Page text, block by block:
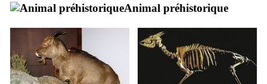
Animal préhistorique